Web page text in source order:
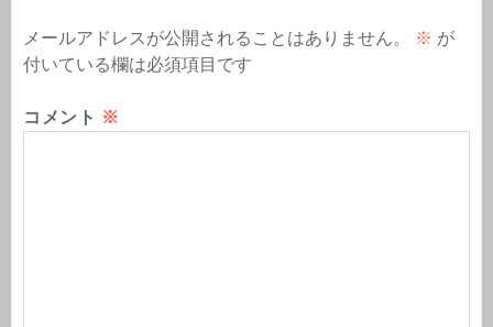
メールアドレスが公開されることはありません。 ※ が
付いている欄は必須項目です
コメント ※